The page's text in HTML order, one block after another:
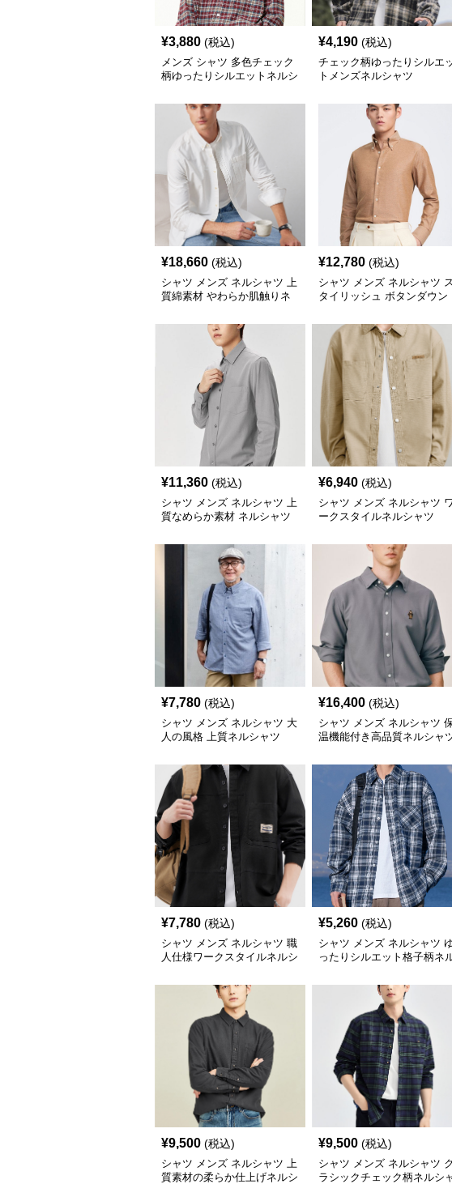
¥3,880 (税込)
メンズ シャツ 多色チェック
柄ゆったりシルエットネルシ
¥4,190 (税込)
チェック柄ゆったりシルエ
トメンズネルシャツ
¥18,660 (税込)
シャツ メンズ ネルシャツ 上
質綿素材 やわらか肌触りネ
¥12,780 (税込)
シャツ メンズ ネルシャツ
タイリッシュ ボタンダウン
¥11,360 (税込)
シャツ メンズ ネルシャツ 上
質なめらか素材 ネルシャツ
¥6,940 (税込)
シャツ メンズ ネルシャツ ワ
ークスタイルネルシャツ
¥7,780 (税込)
シャツ メンズ ネルシャツ 大
人の風格 上質ネルシャツ
¥16,400 (税込)
シャツ メンズ ネルシャツ
温機能付き高品質ネルシャ
¥7,780 (税込)
シャツ メンズ ネルシャツ 職
人仕様ワークスタイルネルシ
¥5,260 (税込)
シャツ メンズ ネルシャツ
ったりシルエット格子柄ネ
¥9,500 (税込)
シャツ メンズ ネルシャツ 上
質素材の柔らか仕上げネルシ
¥9,500 (税込)
シャツ メンズ ネルシャツ ク
ラシックチェック柄ネルシ